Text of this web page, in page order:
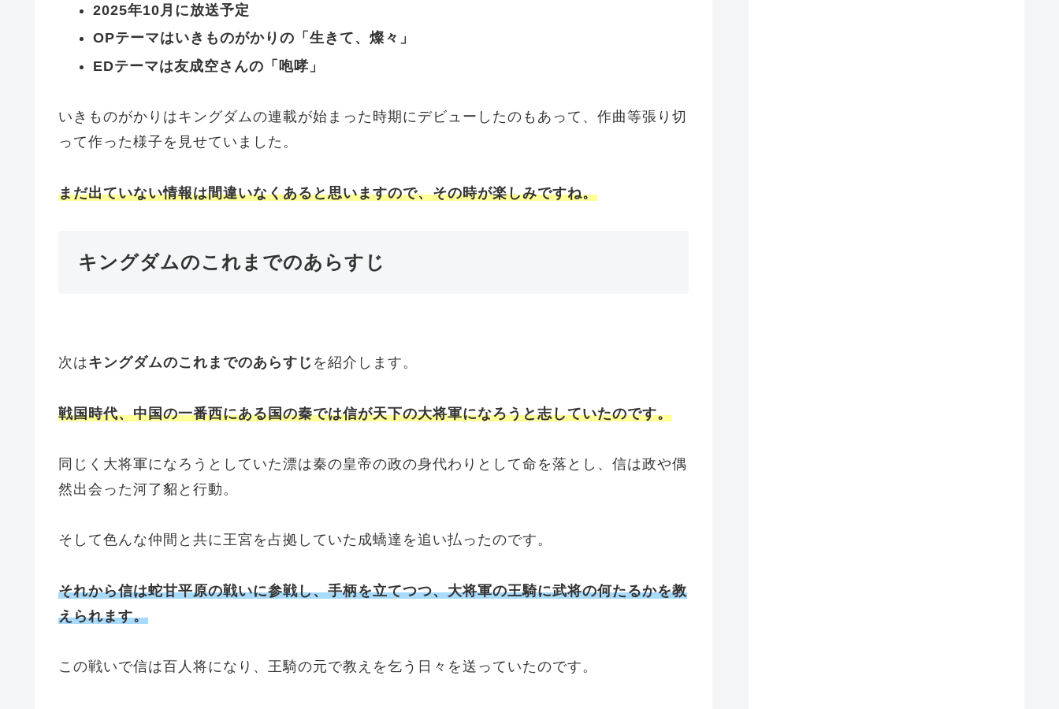
2025年10月に放送予定
OPテーマはいきものがかりの「生きて、燦々」
EDテーマは友成空さんの「咆哮」
いきものがかりはキングダムの連載が始まった時期にデビューしたのもあって、作曲等張り切
って作った様子を見せていました。
まだ出ていない情報は間違いなくあると思いますので、その時が楽しみですね。
キングダムのこれまでのあらすじ
次はキングダムのこれまでのあらすじ を紹介します。
戦国時代、中国の一番西にある国の秦では信が天下の大将軍になろうと志していたのです。
同じく大将軍になろうとしていた漂は秦の皇帝の政の身代わりとして命を落とし、信は政や偶
然出会った河了貂と行動。
そして色んな仲間と共に王宮を占拠していた成蟜達を追い払ったのです。
それから信は蛇甘平原の戦いに参戦し、手柄を立てつつ、大将軍の王騎に武将の何たるかを教
えられます。
この戦いで信は百人将になり、王騎の元で教えを乞う日々を送っていたのです。